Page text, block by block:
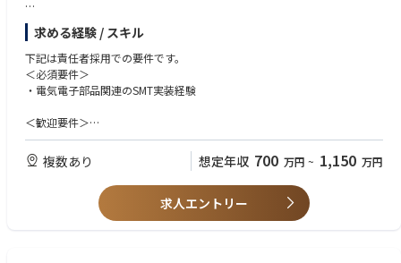
【主な業務内容】
●SMT実装部門あるいは組立・加工部門の製造全般管理
●工場全体の生産性向上／業務効率化への取り組み／品質向上に向けた改
善活動への取り組み
●ローカルスタッフの採用・育成／マネジメント
●取引先対応
【OJTトレーニング】
ご入社後は、国内工場(高松工場もしくは松山工場)でのOJTトレーニング
を予定しております。
研修期間は1ヶ月～3カ月程度です。ご本人のスキル・ご経験・習熟度によ
り研修期間は異なります。
求める経験 / スキル
下記は責任者採用での要件です。
＜必須要件＞
・電気電子部品関連のSMT実装経験
＜歓迎要件＞
・工場マネジメント経験
・海外勤務(長期出張もしくは駐在)のご経験
・英語や現地語(スペイン語)のスキル
＜求める人物像＞
・赴任先のルールや文化を理解して適応、順応していく力を持っている方
複数あり 想定年収 700 万円 ~ 1,150 万円
求人エントリー